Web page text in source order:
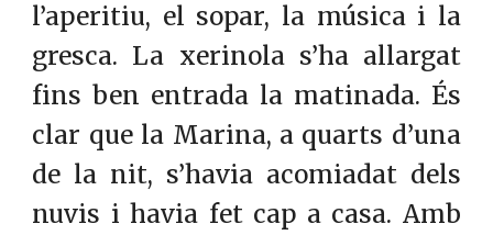
l’aperitiu, el sopar, la música i la
gresca. La xerinola s’ha allargat
fins ben entrada la matinada. És
clar que la Marina, a quarts d’una
de la nit, s’havia acomiadat dels
nuvis i havia fet cap a casa. Amb